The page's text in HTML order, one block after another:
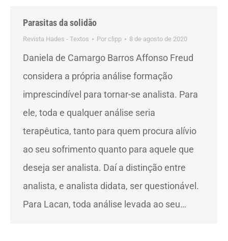
Parasitas da solidão
Revista Hades - Textos Por clipp 8 de agosto de 2020
Daniela de Camargo Barros Affonso Freud
considera a própria análise formação
imprescindível para tornar-se analista. Para
ele, toda e qualquer análise seria
terapêutica, tanto para quem procura alívio
ao seu sofrimento quanto para aquele que
deseja ser analista. Daí a distinção entre
analista, e analista didata, ser questionável.
Para Lacan, toda análise levada ao seu…